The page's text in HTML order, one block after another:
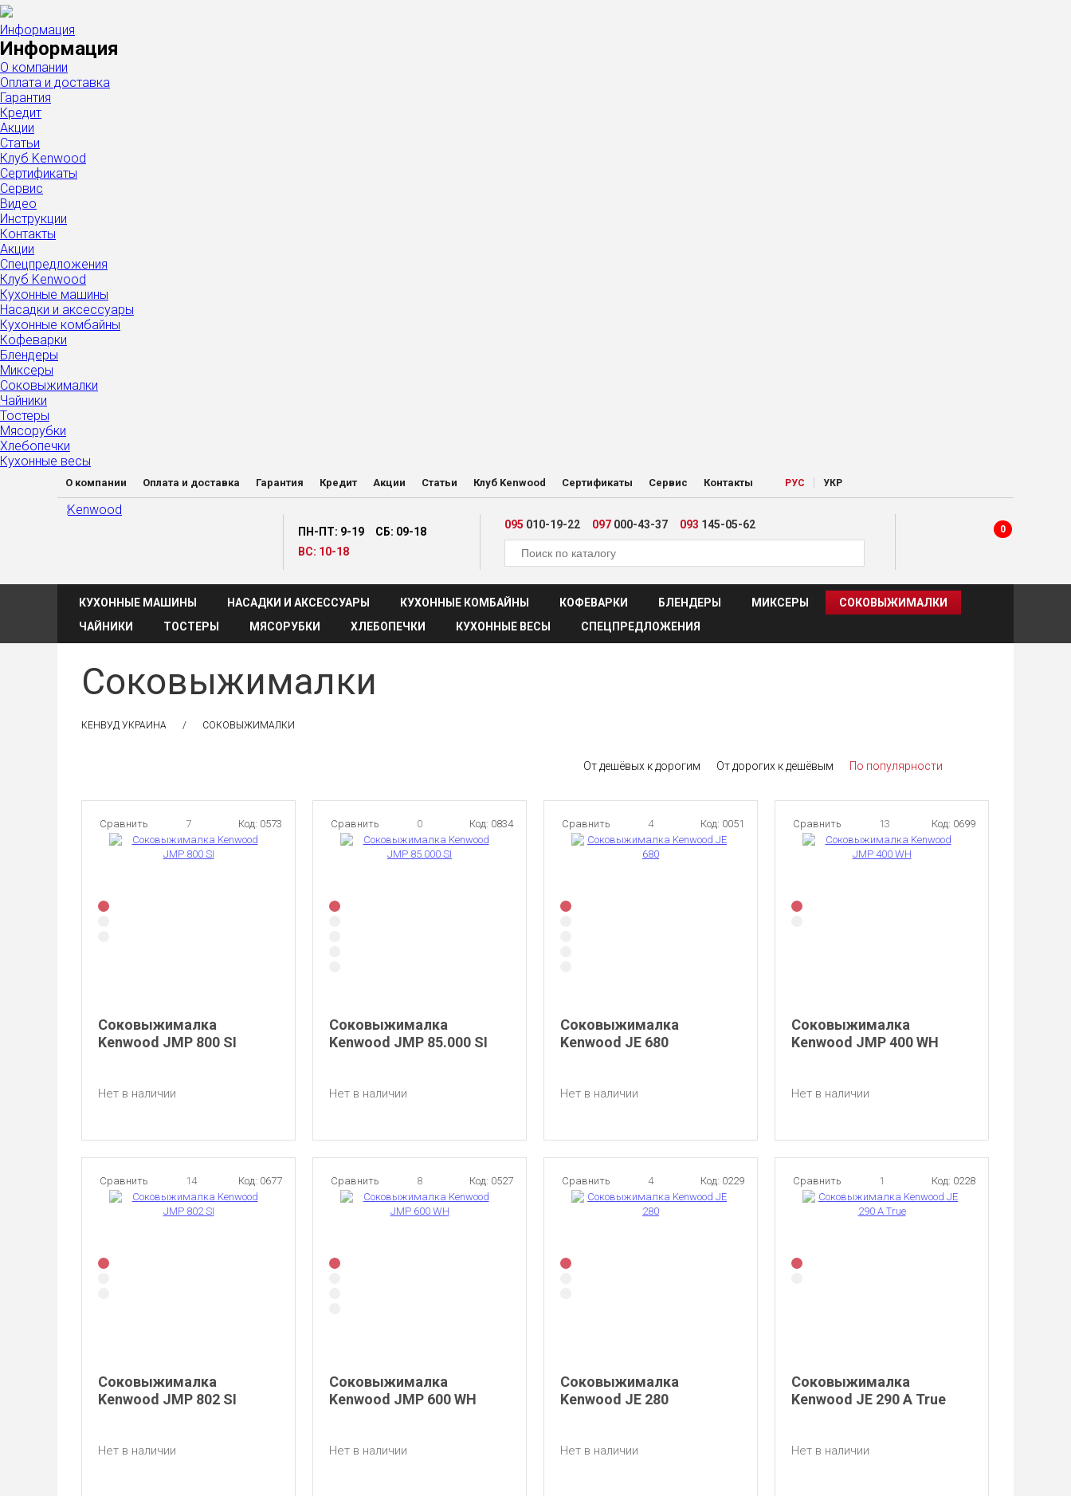
Информация
Информация
О компании
Оплата и доставка
Гарантия
Кредит
Акции
Статьи
Клуб Kenwood
Сертификаты
Сервис
Видео
Инструкции
Контакты
Акции
Спецпредложения
Клуб Kenwood
Кухонные машины
Насадки и аксессуары
Кухонные комбайны
Кофеварки
Блендеры
Миксеры
Соковыжималки
Чайники
Тостеры
Мясорубки
Хлебопечки
Кухонные весы
О компании Оплата и доставка Гарантия Кредит Акции Статьи Клуб Kenwood Сертификаты Сервис Контакты РУC | УКР
ПН-ПТ: 9-19
СБ: 09-18
ВС: 10-18
095 010-19-22 097 000-43-37 093 145-05-62 0
КУХОННЫЕ МАШИНЫ НАСАДКИ И АКСЕССУАРЫ КУХОННЫЕ КОМБАЙНЫ КОФЕВАРКИ БЛЕНДЕРЫ МИКСЕРЫ
СОКОВЫЖИМАЛКИ
ЧАЙНИКИ
ТОСТЕРЫ МЯСОРУБКИ ХЛЕБОПЕЧКИ КУХОННЫЕ ВЕСЫ СПЕЦПРЕДЛОЖЕНИЯ
Соковыжималки
КЕНВУД УКРАИНА СОКОВЫЖИМАЛКИ
От дешёвых к дорогим От дорогих к дешёвым По популярности
7
Сравнить
Соковыжималка
Kenwood JMP 800 SI
Код: 0573
Нет в наличии
0
Сравнить
Соковыжималка
Kenwood JMP 85.000 SI
Код: 0834
Нет в наличии
4
Сравнить
Соковыжималка
Kenwood JE 680
Код: 0051
Нет в наличии
13
Сравнить
Соковыжималка
Kenwood JMP 400 WH
Код: 0699
Нет в наличии
14
Сравнить
Соковыжималка
Kenwood JMP 802 SI
Код: 0677
Нет в наличии
8
Сравнить
Соковыжималка
Kenwood JMP 600 WH
Код: 0527
Нет в наличии
4
Сравнить
Соковыжималка
Kenwood JE 280
Код: 0229
Нет в наличии
1
Сравнить
Соковыжималка
Kenwood JE 290 A True
Код: 0228
Нет в наличии